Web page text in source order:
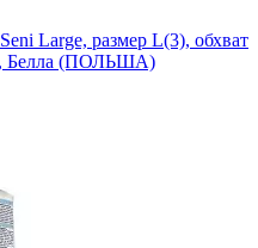
Large, размер L(3), обхват
Белла (ПОЛЬША)